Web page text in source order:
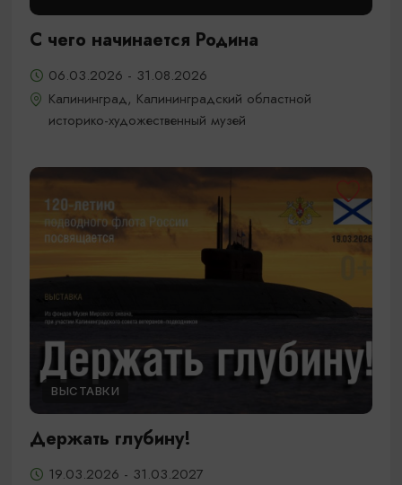
С чего начинается Родина
06.03.2026 - 31.08.2026
Калининград, Калининградский областной
историко-художественный музей
ВЫСТАВКИ
Держать глубину!
19.03.2026 - 31.03.2027